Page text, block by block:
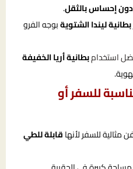
دون إحساس بالثقل.
بطانية ليندا الشتويةبوجه الفرو
استخدامبطانية أريا الخفيفة
للسفر أو
مثالية للسفر لأنهاقابلة للطي